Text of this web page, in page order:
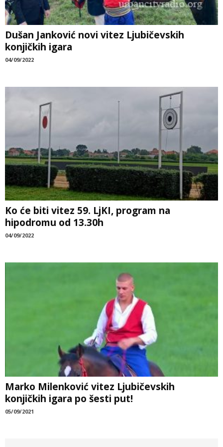
Dušan Janković novi vitez Ljubičevskih
konjičkih igara
04/09/2022
Ko će biti vitez 59. LjKI, program na
hipodromu od 13.30h
04/09/2022
Marko Milenković vitez Ljubičevskih
konjičkih igara po šesti put!
05/09/2021